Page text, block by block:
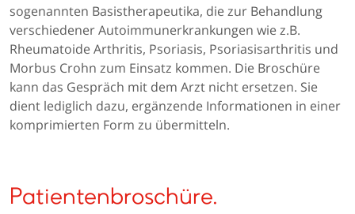
sogenannten Basistherapeutika, die zur Behandlung
verschiedener Autoimmunerkrankungen wie z.B.
Rheumatoide Arthritis, Psoriasis, Psoriasisarthritis und
Morbus Crohn zum Einsatz kommen. Die Broschüre
kann das Gespräch mit dem Arzt nicht ersetzen. Sie
dient lediglich dazu, ergänzende Informationen in einer
komprimierten Form zu übermitteln.
Patientenbroschüre.